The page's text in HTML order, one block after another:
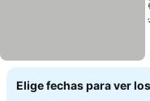
Elige fechas para ver